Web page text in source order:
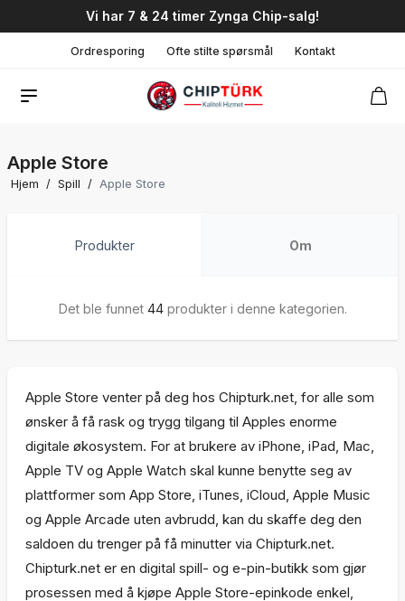
Vi har 7 & 24 timer Zynga Chip-salg!
Ordresporing Ofte stilte spørsmål Kontakt
Apple Store
Hjem / Spill / Apple Store
Produkter Om
Det ble funnet 44produkter i denne kategorien.
Apple Store venter på deg hos Chipturk.net, for alle som
ønsker å få rask og trygg tilgang til Apples enorme
digitale økosystem. For at brukere av iPhone, iPad, Mac,
Apple TV og Apple Watch skal kunne benytte seg av
plattformer som App Store, iTunes, iCloud, Apple Music
og Apple Arcade uten avbrudd, kan du skaffe deg den
saldoen du trenger på få minutter via Chipturk.net.
Chipturk.net er en digital spill- og e-pin-butikk som gjør
prosessen med å kjøpe Apple Store-epinkode enkel,